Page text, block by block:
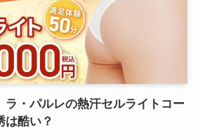
ラ・パルレの熱汗セルライトコー
は酷い？